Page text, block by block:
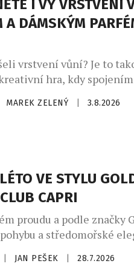
Charakter kolekce
široké kalhoty, lehce
I VY VRSTVENÍ
DÁMSKÝM
vrstvení vůní? Je to
hra, kdy spojením
vůní vytvoříte
Ideální pro vrstvení
a inspiroval jsem se jím
MAREK ZELENÝ 3.8.2026
VE STYLU
CAPRI
proudu a podle značky
a středomořské
Capri vás přenese na
uvolněnou atmosférou a
JAN PEŠEK 28.7.2026